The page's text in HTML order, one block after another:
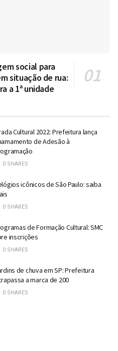
social para
situação de rua:
a 1ª unidade
Cultural 2022: Prefeitura lança
de Adesão à
0 SHARES
icônicos de São Paulo: saiba
0 SHARES
de Formação Cultural: SMC
inscrições
0 SHARES
de chuva em SP: Prefeitura
a marca de 200
0 SHARES